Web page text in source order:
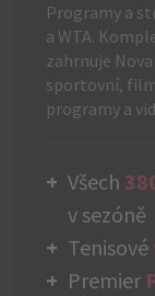
Programy a
a WTA.
zahrnuje
sportovní,
programy a
Všech
v sezóně
Tenisové
Premier